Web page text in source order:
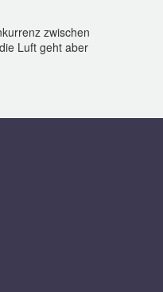
zwischen
Luft geht aber